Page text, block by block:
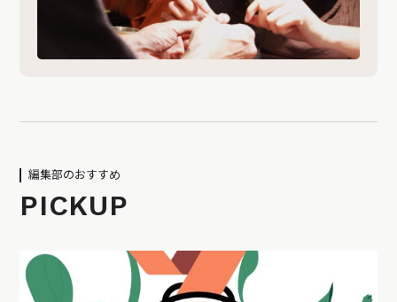
編集部のおすすめ
PICKUP